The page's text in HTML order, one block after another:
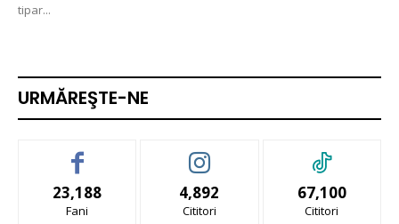
tipar...
URMĂREŞTE-NE
23,188
Fani
4,892
Cititori
67,100
Cititori